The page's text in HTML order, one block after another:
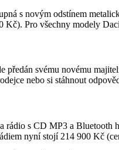
s novým odstínem
Pro všechny modely
svému novému
nebo si stáhnout
s CD MP3 a
nyní stojí 214 900 Kč